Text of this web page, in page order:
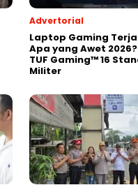
Advertorial
Laptop Gaming
Apa yang Awet 2026?
TUF Gaming™ 16
Militer